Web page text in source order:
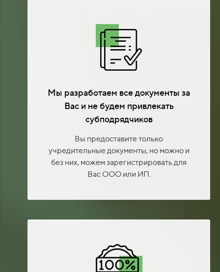
Мы разработаем все документы за
Вас и не будем привлекать
субподрядчиков
Вы предоставите только
учредительные документы, но можно и
без них, можем зарегистрировать для
Вас ООО или ИП.